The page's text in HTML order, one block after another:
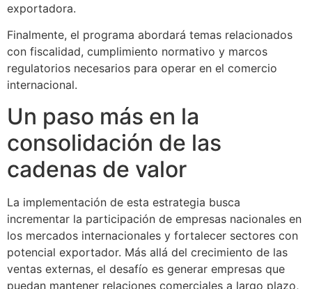
exportadora.
Finalmente, el programa abordará temas relacionados
con fiscalidad, cumplimiento normativo y marcos
regulatorios necesarios para operar en el comercio
internacional.
Un paso más en la
consolidación de las
cadenas de valor
La implementación de esta estrategia busca
incrementar la participación de empresas nacionales en
los mercados internacionales y fortalecer sectores con
potencial exportador. Más allá del crecimiento de las
ventas externas, el desafío es generar empresas que
puedan mantener relaciones comerciales a largo plazo,